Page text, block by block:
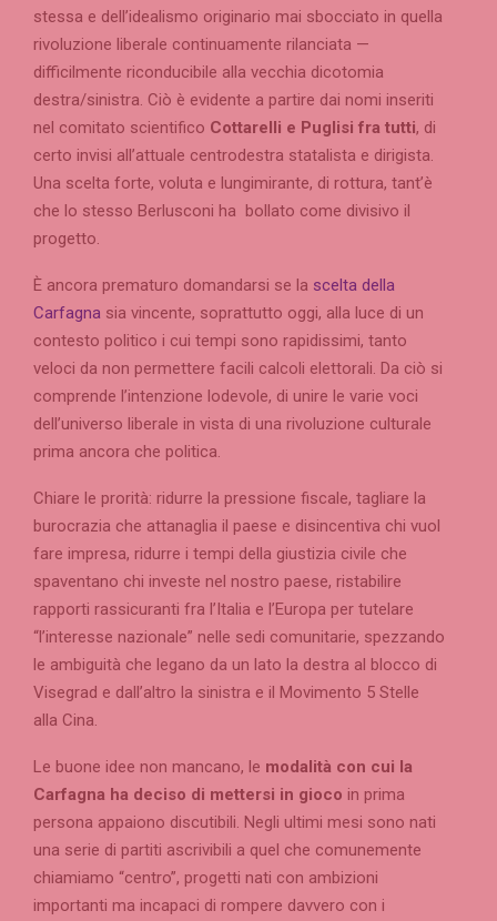
stessa e dell’idealismo originario mai sbocciato in quella
rivoluzione liberale continuamente rilanciata —
difficilmente riconducibile alla vecchia dicotomia
destra/sinistra. Ciò è evidente a partire dai nomi inseriti
nel comitato scientifico Cottarelli e Puglisi fra tutti, di
certo invisi all’attuale centrodestra statalista e dirigista.
Una scelta forte, voluta e lungimirante, di rottura, tant’è
che lo stesso Berlusconi ha bollato come divisivo il
progetto.
È ancora prematuro domandarsi se la scelta della
Carfagna sia vincente, soprattutto oggi, alla luce di un
contesto politico i cui tempi sono rapidissimi, tanto
veloci da non permettere facili calcoli elettorali. Da ciò si
comprende l’intenzione lodevole, di unire le varie voci
dell’universo liberale in vista di una rivoluzione culturale
prima ancora che politica.
Chiare le prorità: ridurre la pressione fiscale, tagliare la
burocrazia che attanaglia il paese e disincentiva chi vuol
fare impresa, ridurre i tempi della giustizia civile che
spaventano chi investe nel nostro paese, ristabilire
rapporti rassicuranti fra l’Italia e l’Europa per tutelare
“l’interesse nazionale” nelle sedi comunitarie, spezzando
le ambiguità che legano da un lato la destra al blocco di
Visegrad e dall’altro la sinistra e il Movimento 5 Stelle
alla Cina.
Le buone idee non mancano, le modalità con cui la
Carfagna ha deciso di mettersi in gioco in prima
persona appaiono discutibili. Negli ultimi mesi sono nati
una serie di partiti ascrivibili a quel che comunemente
chiamiamo “centro”, progetti nati con ambizioni
importanti ma incapaci di rompere davvero con i